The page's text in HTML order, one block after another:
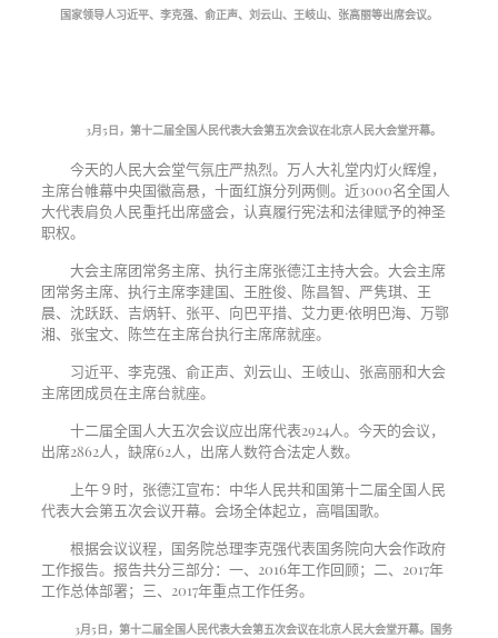
国家领导人习近平、李克强、俞正声、刘云山、王岐山、张高丽等出席会议。
3月5 日，第十二届全国人民代表大会第五次会议在北京人民大会堂开幕。
今天的人民大会堂气氛庄严热烈。万人大礼堂内灯火辉煌，
主席台帷幕中央国徽高悬，十面红旗分列两侧。近3000名全国人
大代表肩负人民重托出席盛会，认真履行宪法和法律赋予的神圣
职权。
大会主席团常务主席、执行主席张德江主持大会。大会主席
团常务主席、执行主席李建国、王胜俊、陈昌智、严隽琪、王
晨、沈跃跃、吉炳轩、张平、向巴平措、艾力更·依明巴海、万鄂
湘、张宝文、陈竺在主席台执行主席席就座。
习近平、李克强、俞正声、刘云山、王岐山、张高丽和大会
主席团成员在主席台就座。
十二届全国人大五次会议应出席代表2924人。今天的会议，
出席2862人，缺席62人，出席人数符合法定人数。
上午９时，张德江宣布：中华人民共和国第十二届全国人民
代表大会第五次会议开幕。会场全体起立，高唱国歌。
根据会议议程，国务院总理李克强代表国务院向大会作政府
工作报告。报告共分三部分：一、2016年工作回顾；二、2017年
工作总体部署；三、2017年重点工作任务。
3月5 日，第十二届全国人民代表大会第五次会议在北京人民大会堂开幕。国务